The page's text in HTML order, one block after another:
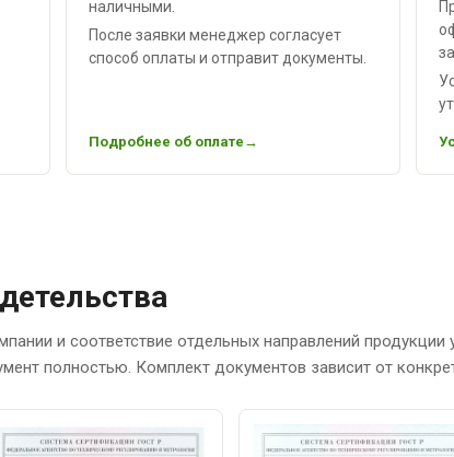
наличными.
После заявки менеджер согласует
способ оплаты и отправит документы.
Подробнее об оплате
и соответствие отдельных направлений
полностью. Комплект документов зависит от